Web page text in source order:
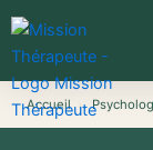
Aller
au
contenu
Accueil ›